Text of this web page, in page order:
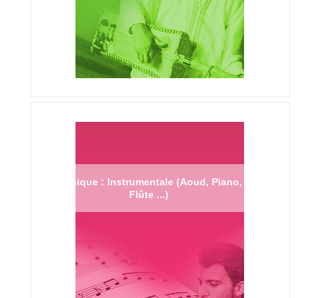
Musique : Instrumentale (Aoud, Piano,
Flûte ...)